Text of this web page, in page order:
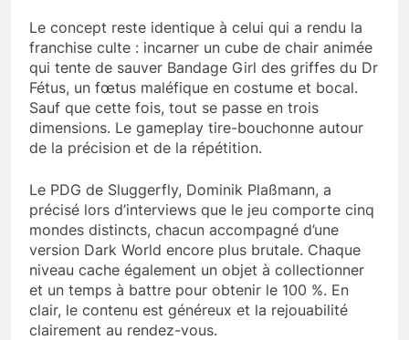
Le concept reste identique à celui qui a rendu la
franchise culte : incarner un cube de chair animée
qui tente de sauver Bandage Girl des griffes du Dr
Fétus, un fœtus maléfique en costume et bocal.
Sauf que cette fois, tout se passe en trois
dimensions. Le gameplay tire-bouchonne autour
de la précision et de la répétition.
Le PDG de Sluggerfly, Dominik Plaßmann, a
précisé lors d’interviews que le jeu comporte cinq
mondes distincts, chacun accompagné d’une
version Dark World encore plus brutale. Chaque
niveau cache également un objet à collectionner
et un temps à battre pour obtenir le 100 %. En
clair, le contenu est généreux et la rejouabilité
clairement au rendez-vous.